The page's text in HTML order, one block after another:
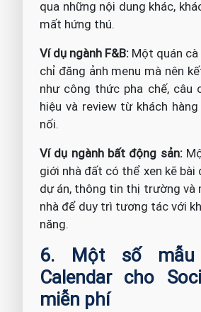
qua những nội dung khác,
mất hứng thú.
Ví dụ ngành F&B: Một quán cà
chỉ đăng ảnh menu mà nên
như công thức pha chế, câu
hiệu và review từ khách
nối.
Ví dụ ngành bất động sản:
giới nhà đất có thể xen kẽ bài
dự án, thông tin thị trường và
nhà để duy trì tương tác với
năng.
6. Một số mẫu
Calendar cho
miễn phí